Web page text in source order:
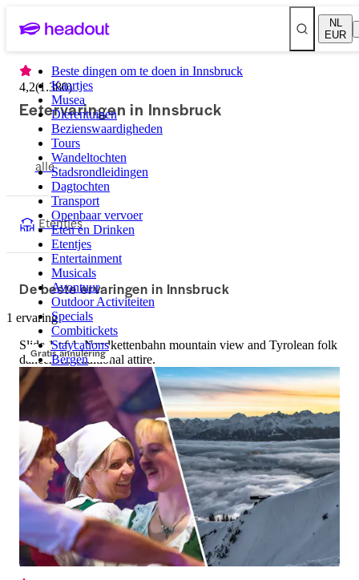
NL
EUR
Beste dingen om te doen in Innsbruck
Kaartjes
Musea
Dierentuinen
Bezienswaardigheden
Tours
Wandeltochten
Stadsrondleidingen
Dagtochten
Transport
Openbaar vervoer
Eten en Drinken
Etentjes
Entertainment
Musicals
Avontuur
Outdoor Activiteiten
Specials
Combitickets
Staycations
Bergen
4,2(1.380)
Eetervaringen in Innsbruck
alle
Etentjes
De beste ervaringen in Innsbruck
1 ervaring
Gratis annulering
Slide 1 of 1, Nordkettenbahn mountain view and Tyrolean folk
dancers in traditional attire.